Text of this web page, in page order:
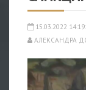
15.03.2022
АЛЕКСАНДРА